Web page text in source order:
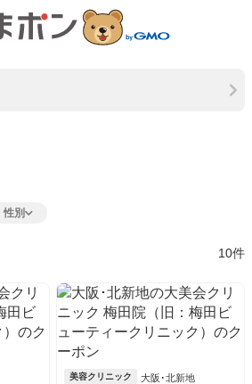
性別
10件
美容クリニック 大阪･北新地